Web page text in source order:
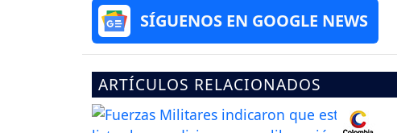
SÍGUENOS EN GOOGLE NEWS
ARTÍCULOS RELACIONADOS